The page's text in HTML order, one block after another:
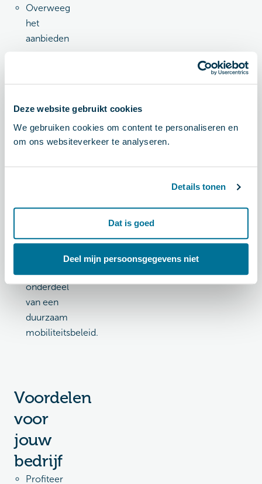
Deze website gebruikt cookies
We gebruiken cookies om content te personaliseren en
om ons websiteverkeer te analyseren.
Details tonen
Dat is goed
Deel mijn persoonsgegevens niet
Overweeg
het
aanbieden
als
van het
arbeidsvoorwaardenpakket.
het
openbaar
onder je
werknemers
onderdeel
van een
duurzaam
mobiliteitsbeleid.
Voordelen
voor
jouw
bedrijf
Profiteer